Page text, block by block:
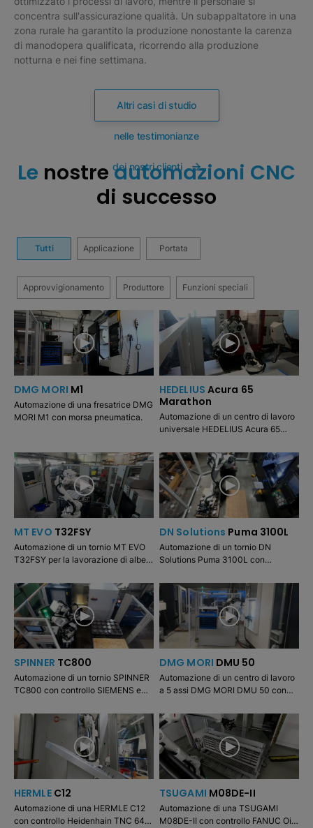
concentra sull'assicurazione qualità. Un subappaltatore in una
zona rurale ha garantito la produzione nonostante la carenza
di manodopera qualificata, ricorrendo alla produzione
notturna e nei fine settimana.
Altri casi di studio
nelle testimonianze
dei nostri clienti
Le nostreautomazioni CNC
di successo
Tutti Applicazione Portata
Approvvigionamento Produttore Funzioni speciali
DMG MORI M1
Automazione di una fresatrice DMG
MORI M1 con morsa pneumatica.
HEDELIUS Acura 65
Marathon
Automazione di un centro di lavoro
universale HEDELIUS Acura 65
MT EVO T32FSY
Automazione di un tornio MT EVO
T32FSY per la lavorazione di alberi
mandrino a griffe e contromandrino
con pinza di serraggio.
DN Solutions Puma 3100L
Automazione di un tornio DN
Solutions Puma 3100L con
aggiuntivi opzionali: pallet,
impilamento e ribaltamento.
SPINNER TC800
Automazione di un tornio SPINNER
TC800 con controllo SIEMENS e
contromandrino. Caricamento da /
scaricamento su due pallet.
DMG MORI DMU 50
Automazione di un centro di lavoro
a 5 assi DMG MORI DMU 50 con
Lavorazione per asportazione su
morsa pneumatica.
HERMLE C12
Automazione di una HERMLE C12
con controllo Heidenhain TNC 640.
TSUGAMI M08DE-II
Automazione di una TSUGAMI
M08DE-II con controllo FANUC Oi-